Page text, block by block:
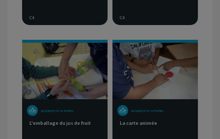
C4 C4
SEQUENCE OF ACTIVITIES
L'emballage du jus de fruit
SEQUENCE OF ACTIVITIES
La carte animée